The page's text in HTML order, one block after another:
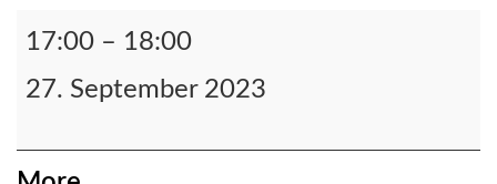
17:00 – 18:00
27. September 2023